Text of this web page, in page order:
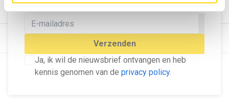
Blijf op de hoogte van het laatste nieuws!
Verzenden
Ja, ik wil de nieuwsbrief ontvangen en heb
kennis genomen van de privacy policy.
© Dé Duurzame Uitgeverij